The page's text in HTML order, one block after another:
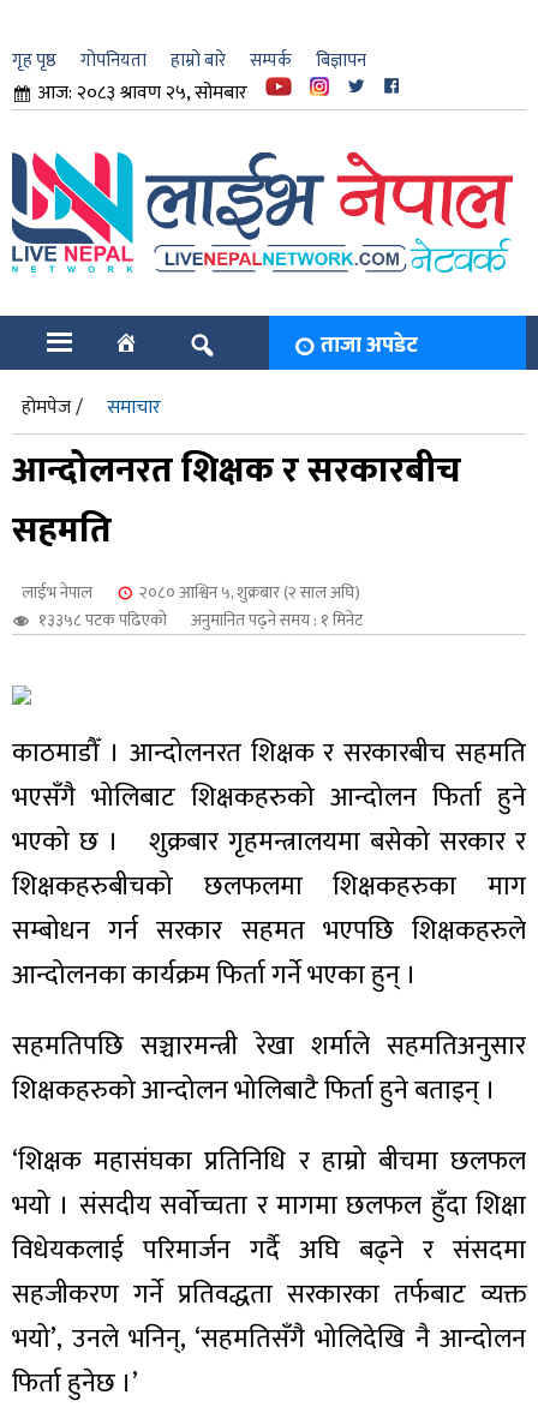
गृह पृष्ठ गोपनियता हाम्रो बारे सम्पर्क बिज्ञापन
आज: २०८३ श्रावण २५, सोमबार
ताजा अपडेट
होमपेज / समाचार
आन्दोलनरत शिक्षक र सरकारबीच
सहमति
लाईभ नेपाल
२०८० आश्विन ५, शुक्रबार (२ साल अघि)
१३३५८ पटक पढिएको
अनुमानित पढ्ने समय : १ मिनेट
काठमाडौँ । आन्दोलनरत शिक्षक र सरकारबीच सहमति
भएसँगै भोलिबाट शिक्षकहरुको आन्दोलन फिर्ता हुने
भएको छ । शुक्रबार गृहमन्त्रालयमा बसेको सरकार र
शिक्षकहरुबीचको छलफलमा शिक्षकहरुका माग
सम्बोधन गर्न सरकार सहमत भएपछि शिक्षकहरुले
आन्दोलनका कार्यक्रम फिर्ता गर्ने भएका हुन् ।
सहमतिपछि सञ्चारमन्त्री रेखा शर्माले सहमतिअनुसार
शिक्षकहरुको आन्दोलन भोलिबाटै फिर्ता हुने बताइन् ।
‘शिक्षक महासंघका प्रतिनिधि र हाम्रो बीचमा छलफल
भयो । संसदीय सर्वोच्चता र मागमा छलफल हुँदा शिक्षा
विधेयकलाई परिमार्जन गर्दै अघि बढ्ने र संसदमा
सहजीकरण गर्ने प्रतिवद्धता सरकारका तर्फबाट व्यक्त
भयो’, उनले भनिन्, ‘सहमतिसँगै भोलिदेखि नै आन्दोलन
फिर्ता हुनेछ ।’